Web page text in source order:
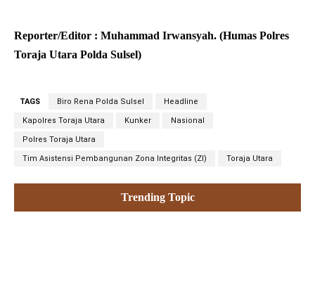
Reporter/Editor : Muhammad Irwansyah. (Humas Polres
Toraja Utara Polda Sulsel)
TAGS Biro Rena Polda Sulsel Headline
Kapolres Toraja Utara Kunker Nasional
Polres Toraja Utara
Tim Asistensi Pembangunan Zona Integritas (ZI) Toraja Utara
Trending Topic